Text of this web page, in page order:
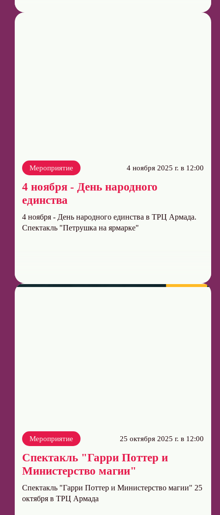
Мероприятие 4 ноября 2025 г. в 12:00
4 ноября - День народного
единства
4 ноября - День народного единства в ТРЦ Армада.
Спектакль "Петрушка на ярмарке"
Мероприятие 25 октября 2025 г. в 12:00
Спектакль "Гарри Поттер и
Министерство магии"
Спектакль "Гарри Поттер и Министерство магии" 25
октября в ТРЦ Армада